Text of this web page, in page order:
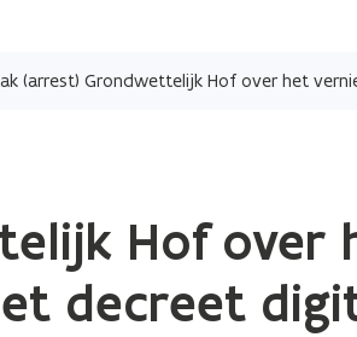
en
Hof over
decreet